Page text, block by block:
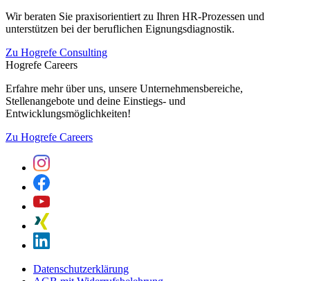
Wir beraten Sie praxisorientiert zu Ihren HR-Prozessen und
unterstützen bei der beruflichen Eignungsdiagnostik.
Zu Hogrefe Consulting
Hogrefe Careers
Erfahre mehr über uns, unsere Unternehmensbereiche,
Stellenangebote und deine Einstiegs- und
Entwicklungsmöglichkeiten!
Zu Hogrefe Careers
Datenschutzerklärung